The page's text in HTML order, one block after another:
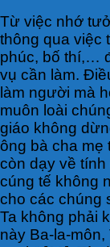
Từ việc nhớ
thông qua việc
phúc, bố thí,…
vụ cần làm.
làm người mà
muôn loài
giáo không
ông bà cha mẹ
còn dạy về
cúng tế không
cho các chúng
Ta không phải
này Ba-la-